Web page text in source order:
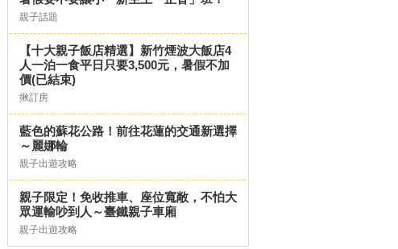
親子話題
【十大親子飯店精選】新竹煙波大飯店4
人一泊一食平日只要3,500元，暑假不加
價(已結束)
揪訂房
藍色的蘇花公路！前往花蓮的交通新選擇
～麗娜輪
親子出遊攻略
親子限定！免收推車、座位寬敞，不怕大
眾運輸吵到人～臺鐵親子車廂
親子出遊攻略